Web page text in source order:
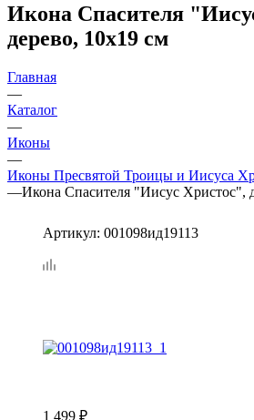
Икона Спасителя
дерево, 10х19 см
Главная
—
Каталог
—
Иконы
—
Иконы Пресвятой Троицы и Иисуса
—Икона Спасителя "Иисус Христос",
Артикул: 001098ид19113
1 499 ₽